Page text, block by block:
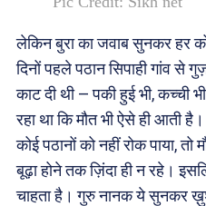
लेकिन बुरा का जवाब सुनकर हर
दिनों पहले पठान सिपाही गांव
काट दी थी — पकी हुई भी, कच्ची
रहा था कि मौत भी ऐसे ही आती
कोई पठानों को नहीं रोक पाया,
बूढ़ा होने तक ज़िंदा ही न रहे।
चाहता है। गुरु नानक ये सुनकर